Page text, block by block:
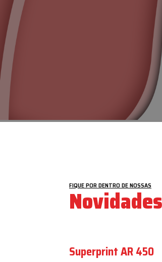
FIQUE POR DENTRO DE NOSSAS
Novidades
Superprint AR 450